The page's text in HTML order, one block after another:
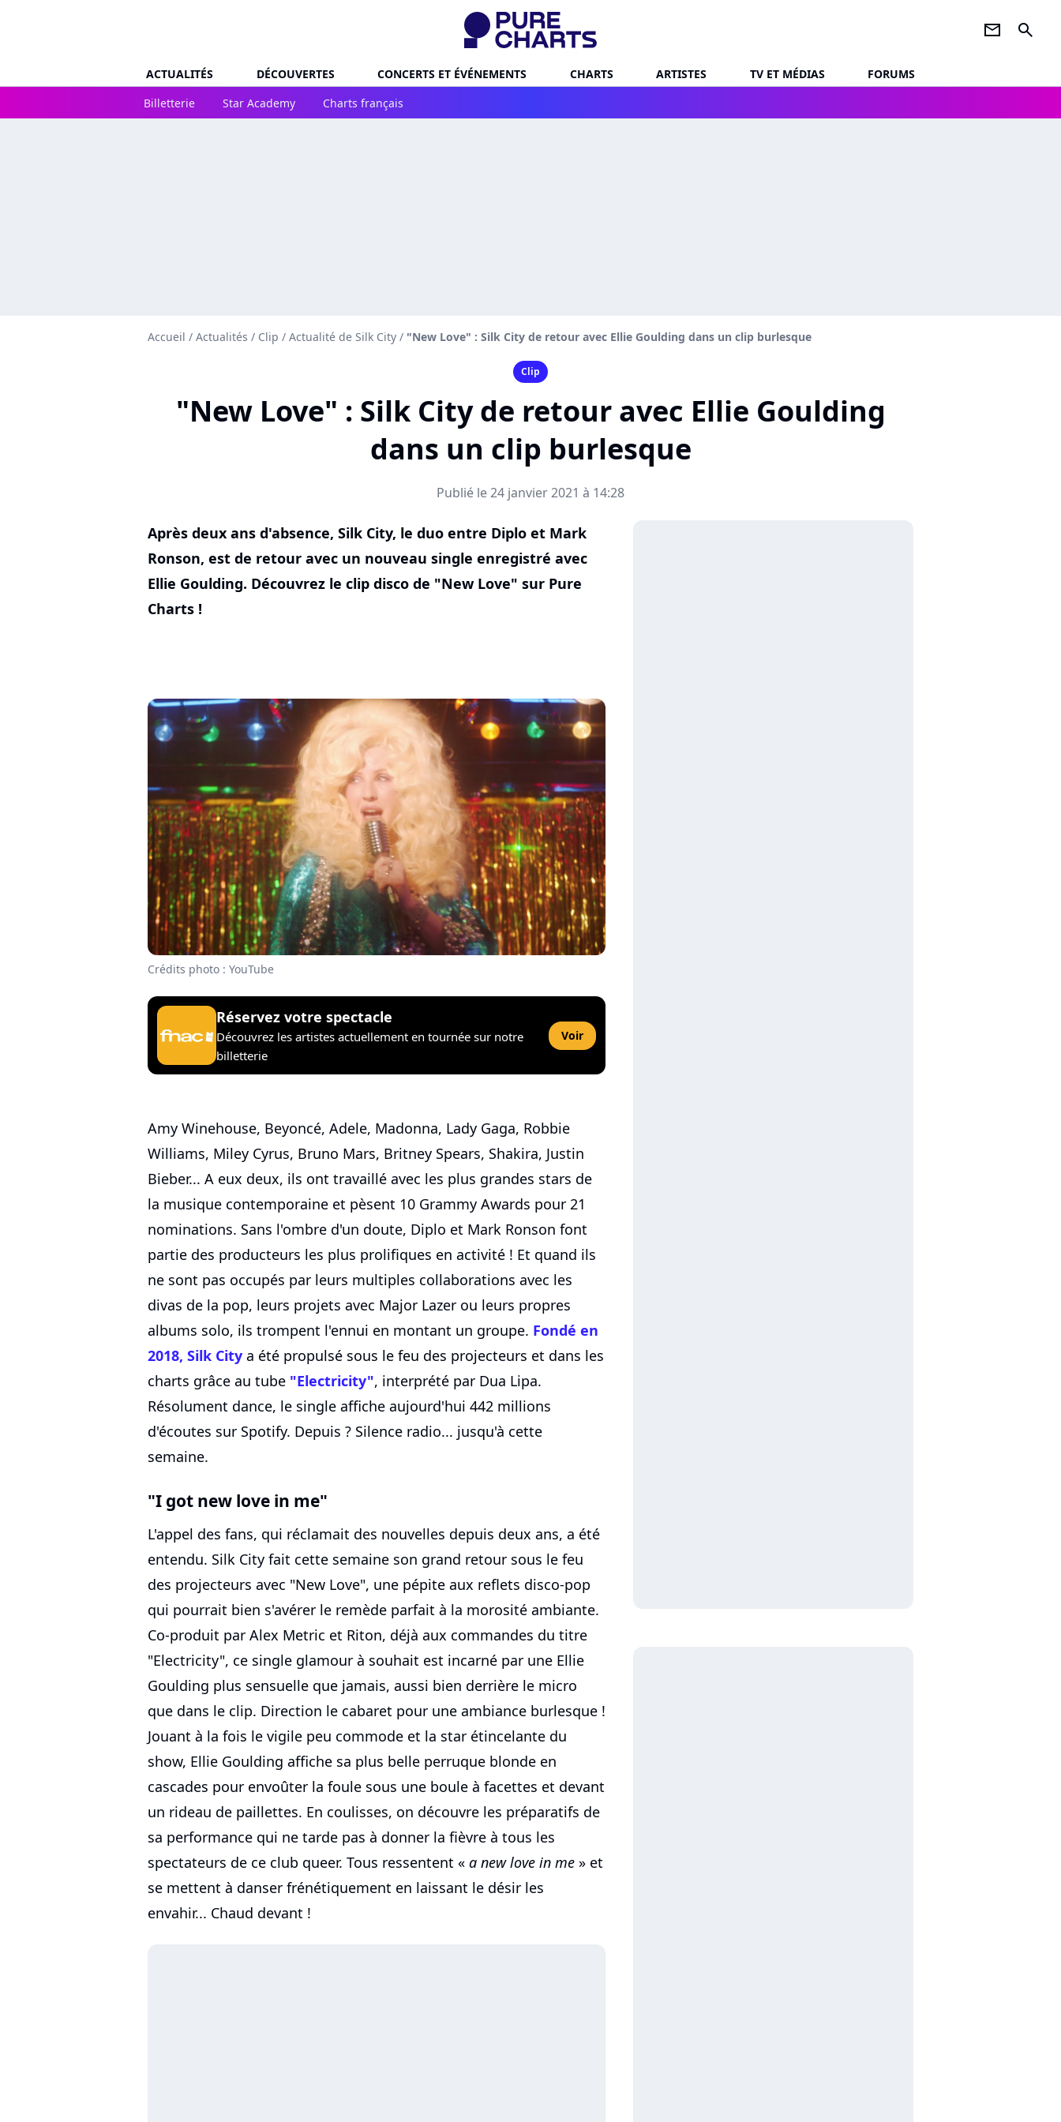
newsletter search
ACTUALITÉS DÉCOUVERTES CONCERTS ET ÉVÉNEMENTS CHARTS ARTISTES TV ET MÉDIAS
FORUMS
Billetterie
Star Academy Charts français
Accueil / Actualités / Clip / Actualité de Silk City / "New Love" : Silk City de retour avec Ellie Goulding dans un clip burlesque
Clip
"New Love" : Silk City de retour avec Ellie Goulding
dans un clip burlesque
Publié le 24 janvier 2021 à 14:28
Après deux ans d'absence, Silk City, le duo entre Diplo et Mark
Ronson, est de retour avec un nouveau single enregistré avec
Ellie Goulding. Découvrez le clip disco de "New Love" sur Pure
Charts !
Crédits photo : YouTube
Réservez votre spectacle
Découvrez les artistes actuellement en tournée sur notre
billetterie
Voir
Amy Winehouse, Beyoncé, Adele, Madonna, Lady Gaga, Robbie
Williams, Miley Cyrus, Bruno Mars, Britney Spears, Shakira, Justin
Bieber... A eux deux, ils ont travaillé avec les plus grandes stars de
la musique contemporaine et pèsent 10 Grammy Awards pour 21
nominations. Sans l'ombre d'un doute, Diplo et Mark Ronson font
partie des producteurs les plus prolifiques en activité ! Et quand ils
ne sont pas occupés par leurs multiples collaborations avec les
divas de la pop, leurs projets avec Major Lazer ou leurs propres
albums solo, ils trompent l'ennui en montant un groupe. Fondé en
2018, Silk City a été propulsé sous le feu des projecteurs et dans les
charts grâce au tube "Electricity", interprété par Dua Lipa.
Résolument dance, le single affiche aujourd'hui 442 millions
d'écoutes sur Spotify. Depuis ? Silence radio... jusqu'à cette
semaine.
"I got new love in me"
L'appel des fans, qui réclamait des nouvelles depuis deux ans, a été
entendu. Silk City fait cette semaine son grand retour sous le feu
des projecteurs avec "New Love", une pépite aux reflets disco-pop
qui pourrait bien s'avérer le remède parfait à la morosité ambiante.
Co-produit par Alex Metric et Riton, déjà aux commandes du titre
"Electricity", ce single glamour à souhait est incarné par une Ellie
Goulding plus sensuelle que jamais, aussi bien derrière le micro
que dans le clip. Direction le cabaret pour une ambiance burlesque !
Jouant à la fois le vigile peu commode et la star étincelante du
show, Ellie Goulding affiche sa plus belle perruque blonde en
cascades pour envoûter la foule sous une boule à facettes et devant
un rideau de paillettes. En coulisses, on découvre les préparatifs de
sa performance qui ne tarde pas à donner la fièvre à tous les
spectateurs de ce club queer. Tous ressentent « a new love in me » et
se mettent à danser frénétiquement en laissant le désir les
envahir... Chaud devant !